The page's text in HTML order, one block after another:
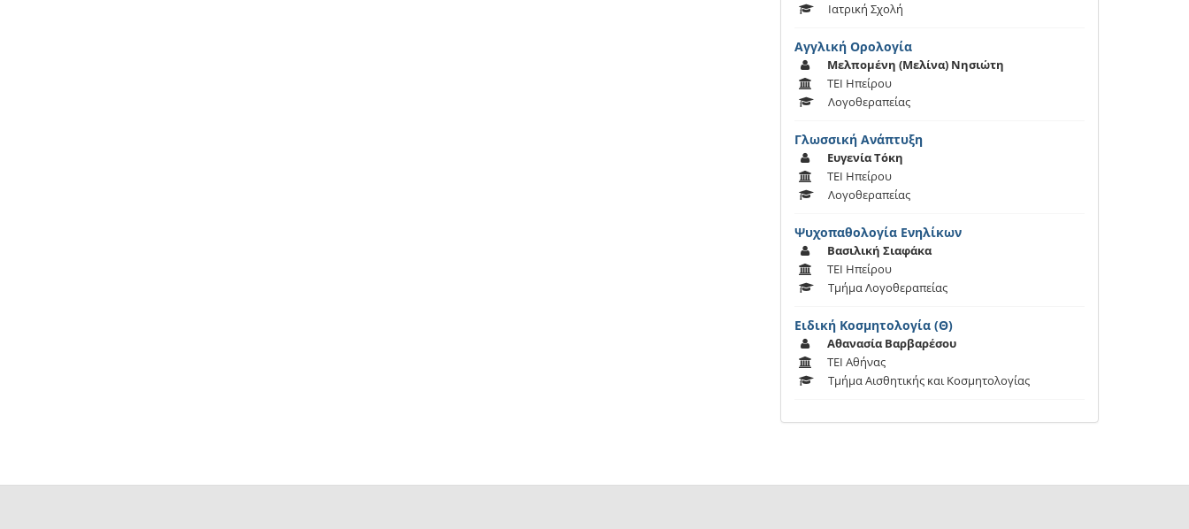
Ιατρική Σχολή
Αγγλική Ορολογία
Μελπομένη (Μελίνα) Νησιώτη
ΤΕΙ Ηπείρου
Λογοθεραπείας
Γλωσσική Ανάπτυξη
Ευγενία Τόκη
ΤΕΙ Ηπείρου
Λογοθεραπείας
Ψυχοπαθολογία Ενηλίκων
Βασιλική Σιαφάκα
ΤΕΙ Ηπείρου
Τμήμα Λογοθεραπείας
Ειδική Κοσμητολογία (Θ)
Αθανασία Βαρβαρέσου
ΤΕΙ Αθήνας
Τμήμα Αισθητικής και Κοσμητολογίας